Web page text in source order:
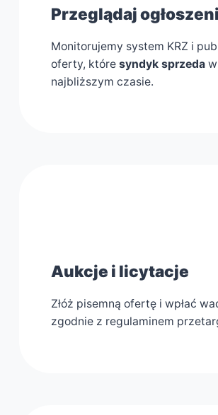
Przeglądaj
Monitorujemy system KRZ i
oferty, które syndyk sprzeda w
najbliższym czasie.
Aukcje i licytacje
Złóż pisemną ofertę i wpłać
zgodnie z regulaminem